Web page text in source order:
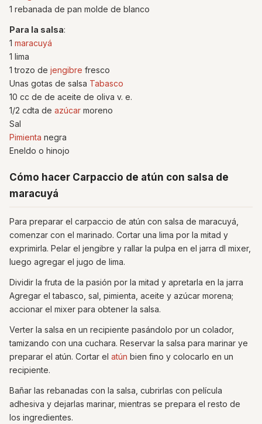
1 rebanada de pan molde de blanco
Para la salsa:
1 maracuyá
1 lima
1 trozo de jengibre fresco
Unas gotas de salsa Tabasco
10 cc de de aceite de oliva v. e.
1/2 cdta de azúcar moreno
Sal
Pimienta negra
Eneldo o hinojo
Cómo hacer Carpaccio de atún con salsa de
maracuyá
Para preparar el carpaccio de atún con salsa de maracuyá,
comenzar con el marinado. Cortar una lima por la mitad y
exprimirla. Pelar el jengibre y rallar la pulpa en el jarra dl mixer,
luego agregar el jugo de lima.
Dividir la fruta de la pasión por la mitad y apretarla en la jarra
Agregar el tabasco, sal, pimienta, aceite y azúcar morena;
accionar el mixer para obtener la salsa.
Verter la salsa en un recipiente pasándolo por un colador,
tamizando con una cuchara. Reservar la salsa para marinar ye
preparar el atún. Cortar el atún bien fino y colocarlo en un
recipiente.
Bañar las rebanadas con la salsa, cubrirlas con película
adhesiva y dejarlas marinar, mientras se prepara el resto de
los ingredientes.